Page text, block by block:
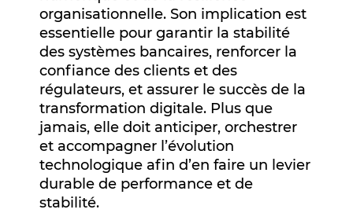
organisationnelle. Son implication est
essentielle pour garantir la stabilité
des systèmes bancaires, renforcer la
confiance des clients et des
régulateurs, et assurer le succès de la
transformation digitale. Plus que
jamais, elle doit anticiper, orchestrer
et accompagner l’évolution
technologique afin d’en faire un levier
durable de performance et de
stabilité.